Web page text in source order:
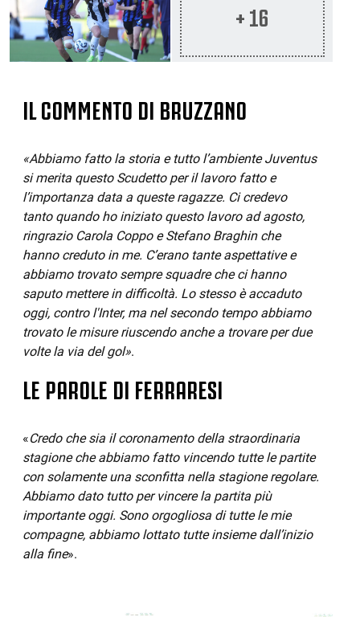
+ 16
IL COMMENTO DI BRUZZANO
«Abbiamo fatto la storia e tutto l’ambiente Juventus
si merita questo Scudetto per il lavoro fatto e
l’importanza data a queste ragazze. Ci credevo
tanto quando ho iniziato questo lavoro ad agosto,
ringrazio Carola Coppo e Stefano Braghin che
hanno creduto in me. C’erano tante aspettative e
abbiamo trovato sempre squadre che ci hanno
saputo mettere in difficoltà. Lo stesso è accaduto
oggi, contro l'Inter, ma nel secondo tempo abbiamo
trovato le misure riuscendo anche a trovare per due
volte la via del gol».
LE PAROLE DI FERRARESI
«Credo che sia il coronamento della straordinaria
stagione che abbiamo fatto vincendo tutte le partite
con solamente una sconfitta nella stagione regolare.
Abbiamo dato tutto per vincere la partita più
importante oggi. Sono orgogliosa di tutte le mie
compagne, abbiamo lottato tutte insieme dall’inizio
alla fine».